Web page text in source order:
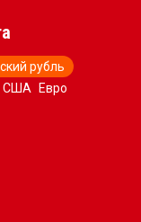
рубль
США
Евро